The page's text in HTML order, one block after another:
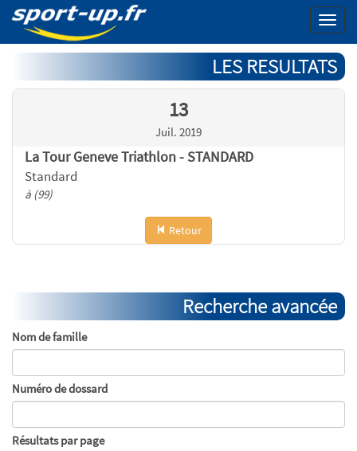
Menu
LES RESULTATS
13
Juil. 2019
La Tour Geneve Triathlon - STANDARD
Standard
à (99)
Retour
Recherche avancée
Nom de famille
Numéro de dossard
Résultats par page